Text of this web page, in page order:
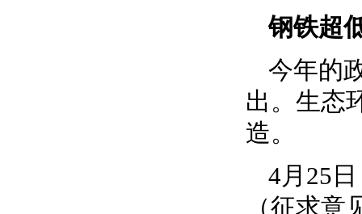
钢铁超
今年的
出。生态
造。
4月25
（征求